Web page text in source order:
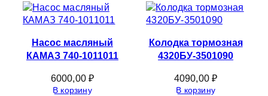
Насос масляный
КАМАЗ 740-1011011
6000,00₽
В корзину
Колодка тормозная
4320БУ-3501090
4090,00₽
В корзину